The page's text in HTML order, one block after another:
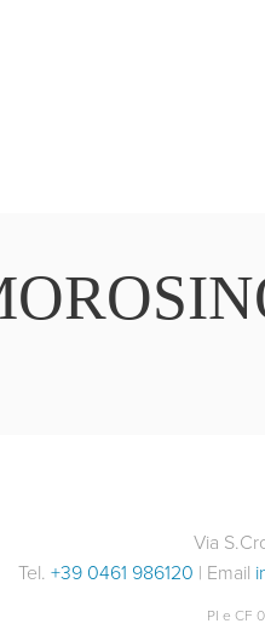
Via
Tel. +39 0461 986120 | Email
PI e CF